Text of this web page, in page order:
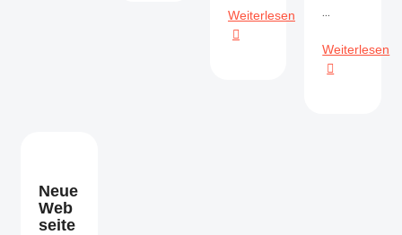
WeiterlesenHomeshooting
…
Weiterlesen
Neue
Web
seite